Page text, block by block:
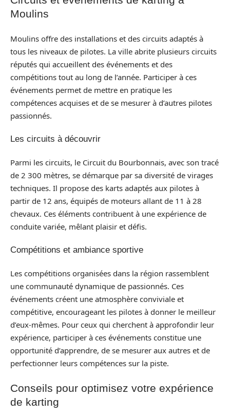
Moulins
Moulins offre des installations et des circuits adaptés à
tous les niveaux de pilotes. La ville abrite plusieurs circuits
réputés qui accueillent des événements et des
compétitions tout au long de l’année. Participer à ces
événements permet de mettre en pratique les
compétences acquises et de se mesurer à d’autres pilotes
passionnés.
Les circuits à découvrir
Parmi les circuits, le Circuit du Bourbonnais, avec son tracé
de 2 300 mètres, se démarque par sa diversité de virages
techniques. Il propose des karts adaptés aux pilotes à
partir de 12 ans, équipés de moteurs allant de 11 à 28
chevaux. Ces éléments contribuent à une expérience de
conduite variée, mêlant plaisir et défis.
Compétitions et ambiance sportive
Les compétitions organisées dans la région rassemblent
une communauté dynamique de passionnés. Ces
événements créent une atmosphère conviviale et
compétitive, encourageant les pilotes à donner le meilleur
d’eux-mêmes. Pour ceux qui cherchent à approfondir leur
expérience, participer à ces événements constitue une
opportunité d’apprendre, de se mesurer aux autres et de
perfectionner leurs compétences sur la piste.
Conseils pour optimisez votre expérience
de karting